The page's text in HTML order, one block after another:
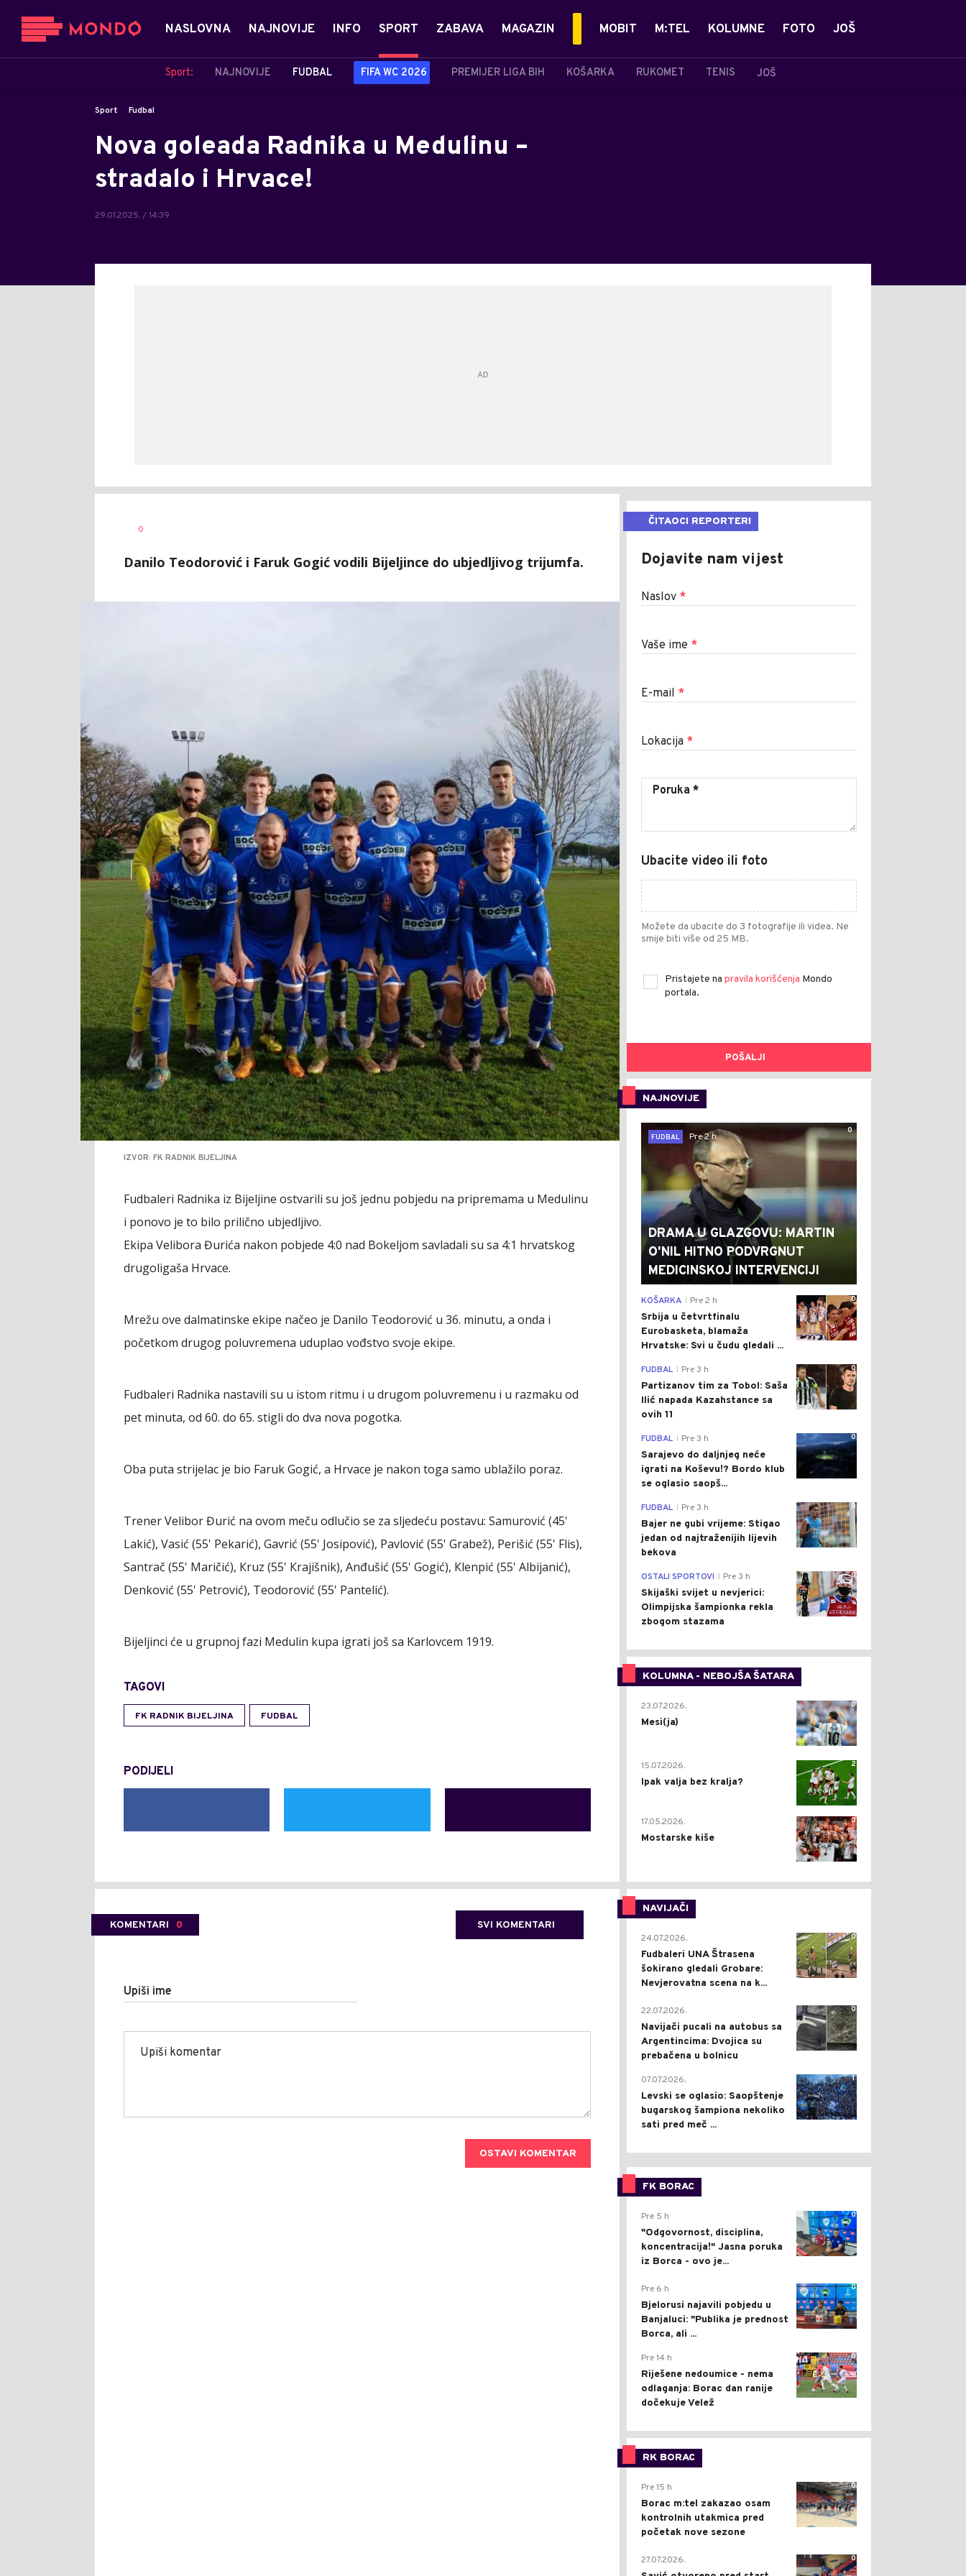
NASLOVNA NAJNOVIJE INFO SPORT
Sport: NAJNOVIJE FUDBAL FIFA WC 2026 PREMIJER LIGA BIH KOŠARKA RUKOMET TENIS JOŠ
ZABAVA MAGAZIN MOBIT M:TEL KOLUMNE FOTO JOŠ
Sport Fudbal
Nova goleada Radnika u Medulinu –
stradalo i Hrvace!
29.01.2025. / 14:39
AUTOR
0
Danilo Teodorović i Faruk Gogić vodili Bijeljince do ubjedljivog trijumfa.
IZVOR: FK RADNIK BIJELJINA
Fudbaleri Radnika iz Bijeljine ostvarili su još jednu pobjedu na pripremama u Medulinu
i ponovo je to bilo prilično ubjedljivo.
Ekipa Velibora Đurića nakon pobjede 4:0 nad Bokeljom savladali su sa 4:1 hrvatskog
drugoligaša Hrvace.
Mrežu ove dalmatinske ekipe načeo je Danilo Teodorović u 36. minutu, a onda i
početkom drugog poluvremena uduplao vođstvo svoje ekipe.
Fudbaleri Radnika nastavili su u istom ritmu i u drugom poluvremenu i u razmaku od
pet minuta, od 60. do 65. stigli do dva nova pogotka.
Oba puta strijelac je bio Faruk Gogić, a Hrvace je nakon toga samo ublažilo poraz.
Trener Velibor Đurić na ovom meču odlučio se za sljedeću postavu: Samurović (45'
Lakić), Vasić (55' Pekarić), Gavrić (55' Josipović), Pavlović (55' Grabež), Perišić (55' Flis),
Santrač (55' Maričić), Кruz (55' Кrajišnik), Anđušić (55' Gogić), Кlenpić (55' Albijanić),
Denković (55' Petrović), Teodorović (55' Pantelić).
Bijeljinci će u grupnoj fazi Medulin kupa igrati još sa Karlovcem 1919.
TAGOVI
FK RADNIK BIJELJINA FUDBAL
PODIJELI
KOMENTARI 0 SVI KOMENTARI
Upiši ime
OSTAVI KOMENTAR
ČITAOCI REPORTERI
Dojavite nam vijest
Naslov *
Vaše ime *
E-mail *
Lokacija *
Ubacite video ili foto
Možete da ubacite do 3 fotografije ili videa. Ne
smije biti više od 25 MB.
Pristajete na pravila korišćenja Mondo
portala.
POŠALJI
NAJNOVIJE
0
FUDBAL
Pre 2 h
DRAMA U GLAZGOVU: MARTIN
O'NIL HITNO PODVRGNUT
MEDICINSKOJ INTERVENCIJI
0
KOŠARKA Pre 2 h
Srbija u četvrtfinalu
Eurobasketa, blamaža
Hrvatske: Svi u čudu gledali ...
0
FUDBAL Pre 3 h
Partizanov tim za Tobol: Saša
Ilić napada Kazahstance sa
ovih 11
0
FUDBAL Pre 3 h
Sarajevo do daljnjeg neće
igrati na Koševu!? Bordo klub
se oglasio saopš...
0
FUDBAL Pre 3 h
Bajer ne gubi vrijeme: Stigao
jedan od najtraženijih lijevih
bekova
0
OSTALI SPORTOVI Pre 3 h
Skijaški svijet u nevjerici:
Olimpijska šampionka rekla
zbogom stazama
KOLUMNA - NEBOJŠA ŠATARA
0
23.07.2026.
Mesi(ja)
2
15.07.2026.
Ipak valja bez kralja?
0
17.05.2026.
Mostarske kiše
NAVIJAČI
0
24.07.2026.
Fudbaleri UNA Štrasena
šokirano gledali Grobare:
Nevjerovatna scena na k...
0
22.07.2026.
Navijači pucali na autobus sa
Argentincima: Dvojica su
prebačena u bolnicu
1
07.07.2026.
Levski se oglasio: Saopštenje
bugarskog šampiona nekoliko
sati pred meč ...
FK BORAC
0
Pre 5 h
"Odgovornost, disciplina,
koncentracija!" Jasna poruka
iz Borca - ovo je...
0
Pre 6 h
Bjelorusi najavili pobjedu u
Banjaluci: "Publika je prednost
Borca, ali ...
0
Pre 14 h
Riješene nedoumice - nema
odlaganja: Borac dan ranije
dočekuje Velež
RK BORAC
0
Pre 15 h
Borac m:tel zakazao osam
kontrolnih utakmica pred
početak nove sezone
0
27.07.2026.